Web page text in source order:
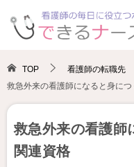
TOP 看護師の転職先
救急外来の看護師になると身に
救急外来の看護師
関連資格